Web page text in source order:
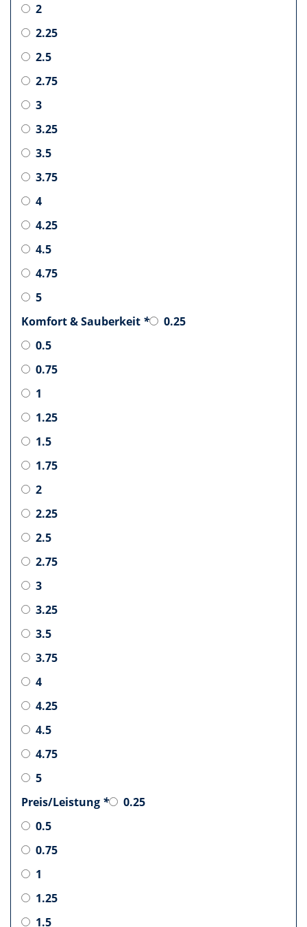
2
2.25
2.5
2.75
3
3.25
3.5
3.75
4
4.25
4.5
4.75
5
Komfort & Sauberkeit *
0.25
0.5
0.75
1
1.25
1.5
1.75
2
2.25
2.5
2.75
3
3.25
3.5
3.75
4
4.25
4.5
4.75
5
Preis/Leistung *
0.25
0.5
0.75
1
1.25
1.5